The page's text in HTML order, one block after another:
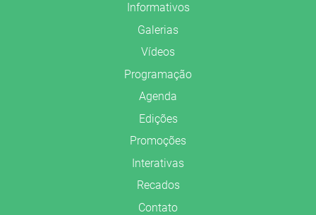
Informativos
Galerias
Vídeos
Programação
Agenda
Edições
Promoções
Interativas
Recados
Contato